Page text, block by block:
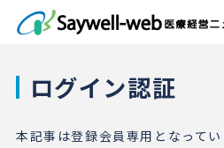
ログイン認証
本記事は登録会員専用となって